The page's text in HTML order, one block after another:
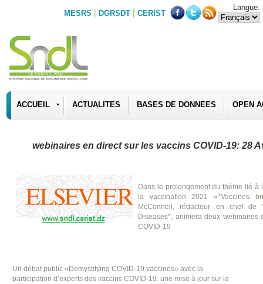
MESRS | DGRSDT | CERIST
Langue:
ACCUEIL ACTUALITES BASES DE DONNEES OPEN
webinaires en direct sur les vaccins COVID-19: 28
Dans le prolongement du thème lié à
la vaccination 2021 «*Vaccines
McConnell, rédacteur en chef de
Diseases*, animera deux webinaires
COVID-19
Un débat public «Demystifying COVID-19 vaccines» avec la
participation d’experts des vaccins COVID-19: une mise à jour sur la